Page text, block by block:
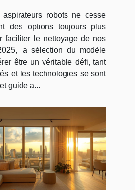
robots ne cesse
des options toujours plus
faciliter le nettoyage de nos
la sélection du modèle
être un véritable défi, tant
et les technologies se sont
guide a...